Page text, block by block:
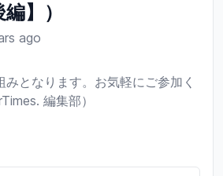
】）
ago
みとなります。お気軽にご参加く
編集部）